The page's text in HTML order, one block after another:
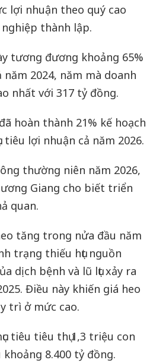
lợi nhuận theo quý cao
thành lập.
tương đương khoảng 65%
2024, năm mà doanh
nhất với 317 tỷ đồng.
hoàn thành 21% kế hoạch
tiêu lợi nhuận cả năm 2026.
thường niên năm 2026,
Giang cho biết triển
quan.
tăng trong nửa đầu năm
trạng thiếu hụt nguồn
dịch bệnh và lũ lụt xảy ra
Điều này khiến giá heo
trì ở mức cao.
tiêu tiêu thụ 1,3 triệu con
8.400 tỷ đồng.